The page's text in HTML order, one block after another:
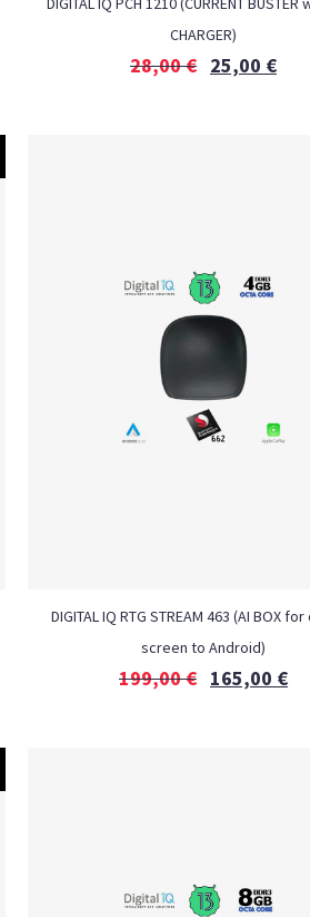
CHARGER)
28,00€ 25,00 €
DIGITAL IQ RTG STREAM 463 (AI BOX
screen to Android)
199,00€ 165,00 €